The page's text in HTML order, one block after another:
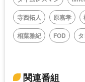
寺西拓人
原嘉孝
相葉雅紀
FOD
関連番組